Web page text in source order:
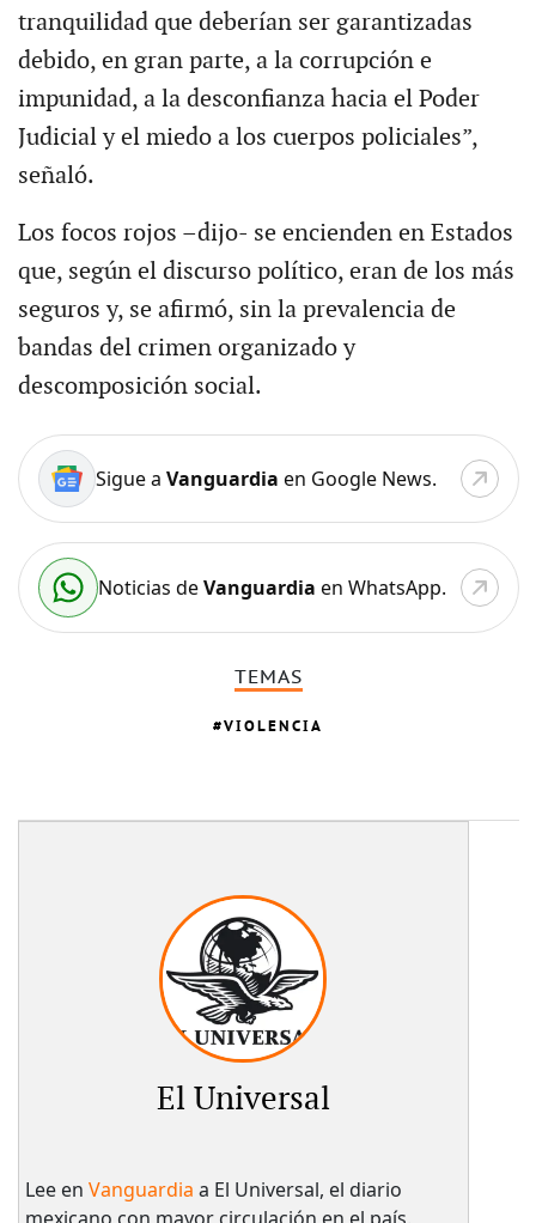
tranquilidad que deberían ser garantizadas
debido, en gran parte, a la corrupción e
impunidad, a la desconfianza hacia el Poder
Judicial y el miedo a los cuerpos policiales”,
señaló.
Los focos rojos –dijo- se encienden en Estados
que, según el discurso político, eran de los más
seguros y, se afirmó, sin la prevalencia de
bandas del crimen organizado y
descomposición social.
Sigue a Vanguardia en Google News.
Noticias deVanguardia en WhatsApp.
TEMAS
VIOLENCIA
El Universal
Lee en Vanguardia a El Universal, el diario